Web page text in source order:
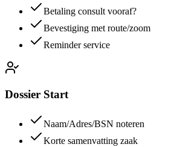
Betaling consult vooraf?
Bevestiging met route/zoom
Reminder service
Dossier Start
Naam/Adres/BSN noteren
Korte samenvatting zaak